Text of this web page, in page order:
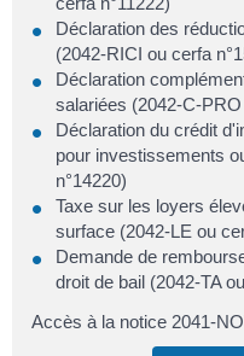
Déclaration des
(2042-RICI ou cerfa
Déclaration
salariées (2042-C-PRO
Déclaration du crédit
pour investissements
n°14220)
Taxe sur les loyers
surface (2042-LE ou
Demande de
droit de bail (2042-TA
Accès à la notice 2041-